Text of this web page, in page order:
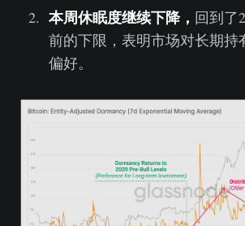
本周休眠度继续下降， 回到了
前的下限，表明市场对长期持
偏好。